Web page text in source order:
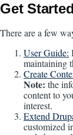
Get Started
There are a few
User Guide:
maintaining
Create
Note: the
content to
interest.
Extend
customized